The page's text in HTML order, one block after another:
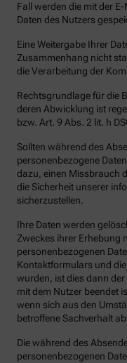
Fall werden die mit der
Daten des Nutzers
Eine Weitergabe Ihrer
Zusammenhang nicht
die Verarbeitung der
Rechtsgrundlage für die
deren Abwicklung ist
bzw. Art. 9 Abs. 2 lit. h
Sollten während des
personenbezogene
dazu, einen Missbrauch
die Sicherheit unserer
sicherzustellen.
Ihre Daten werden
Zweckes ihrer Erhebung
personenbezogenen
Kontaktformulars und
wurden, ist dies dann
mit dem Nutzer beendet
wenn sich aus den
betroffene Sachverhalt
Die während des
personenbezogenen